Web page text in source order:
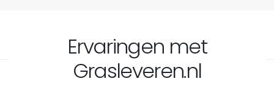
Ervaringen met
Grasleveren.nl